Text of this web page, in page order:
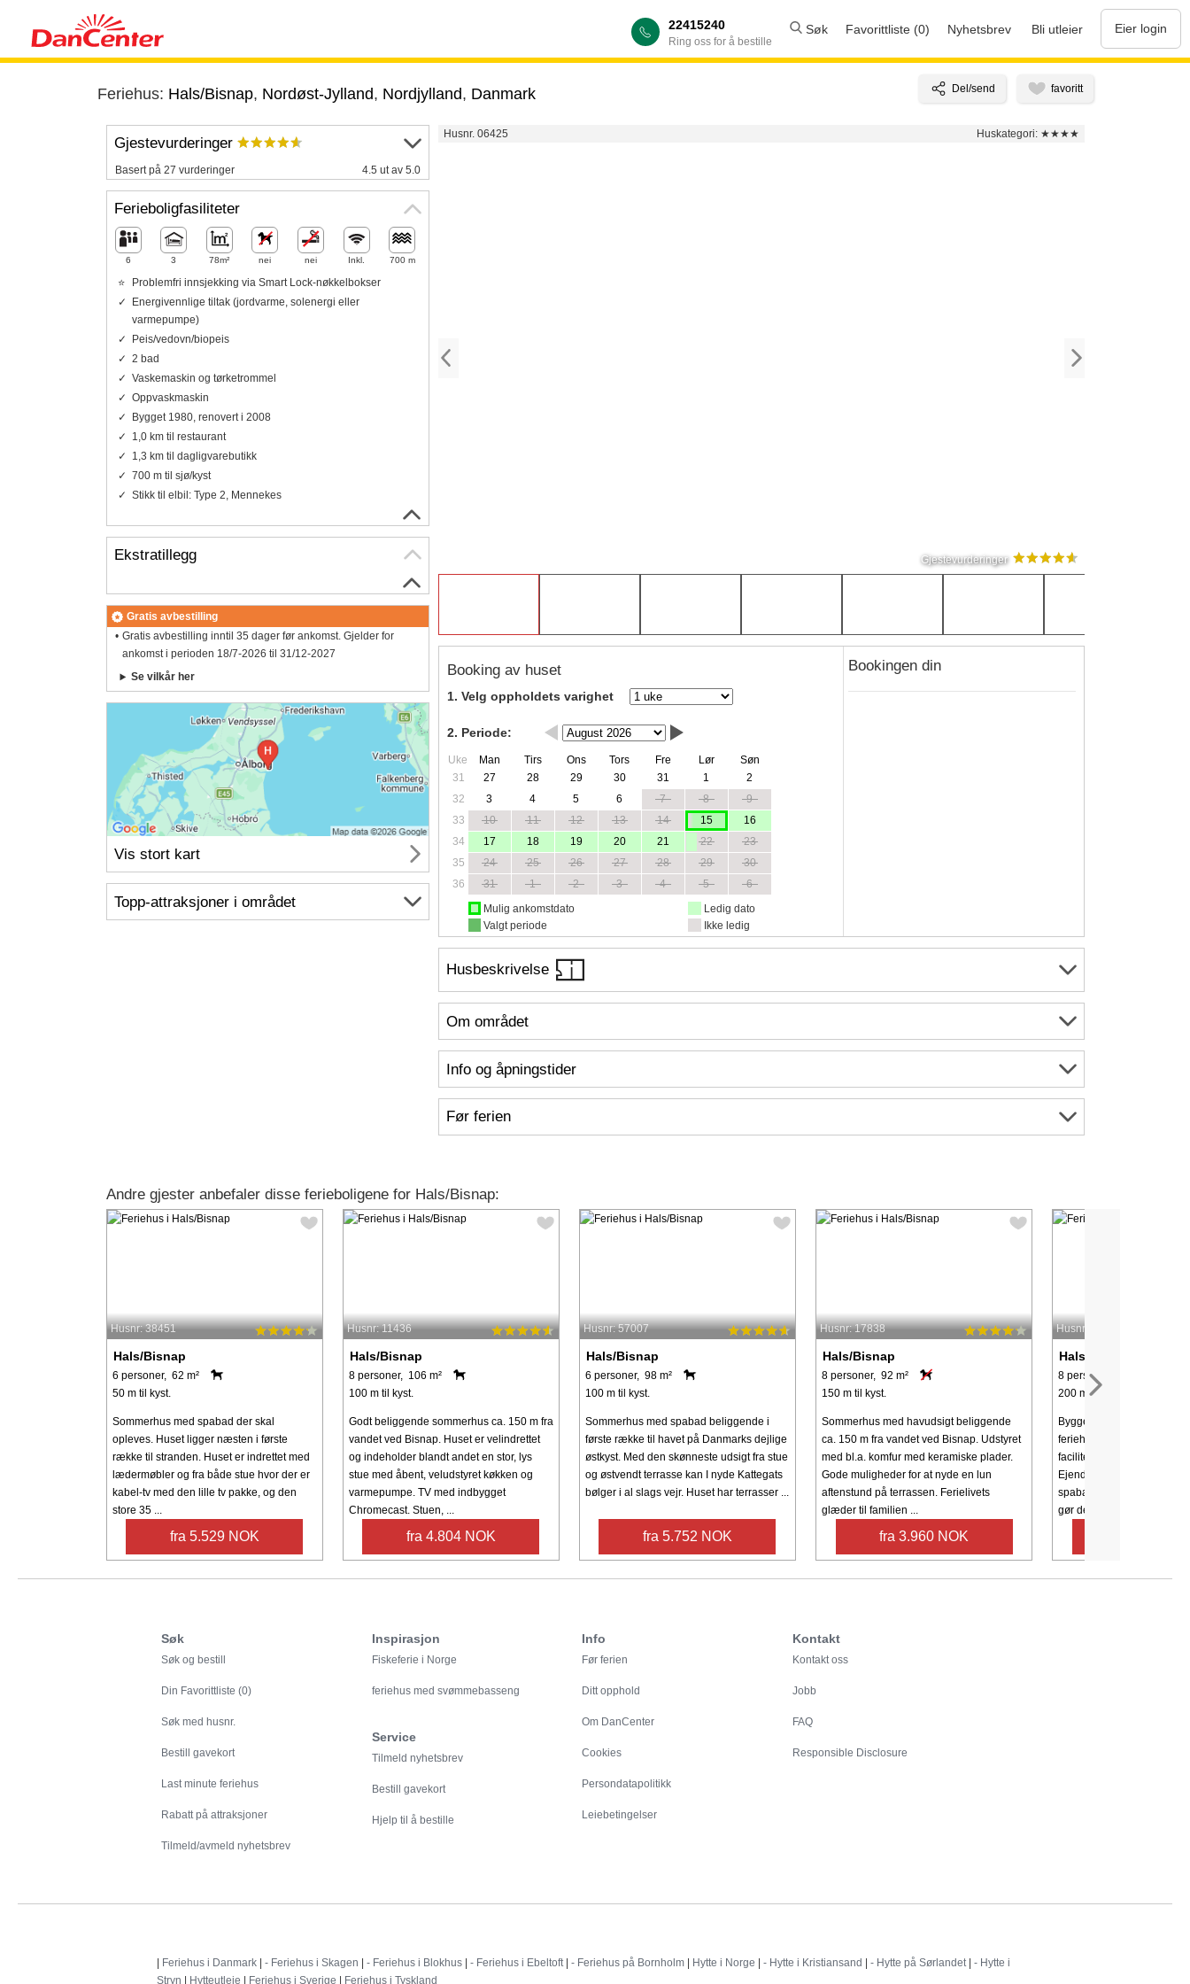
22415240
Ring oss for å bestille
Søk Favorittliste (0) Nyhetsbrev Bli utleier Eier login
Feriehus: Hals/Bisnap, Nordøst-Jylland, Nordjylland, Danmark
Husnr. 06425 Huskategori: ★★★★
Gjestevurderinger
Booking av huset
1. Velg oppholdets varighet
2. Periode:
Uke Man Tirs Ons Tors Fre Lør
Søn
31
27 28 29 30 31 1
2
32
3 4 5 6 7 8
9
33
10 11 12 13 14 15
16
34
17 18 19 20 21 22
23
35
24 25 26 27 28 29
30
36
31 1 2 3 4 5
6
Mulig ankomstdato
Valgt periode
Ledig dato
Ikke ledig
Bookingen din
Husbeskrivelse
Om området
Info og åpningstider
Før ferien
Gjestevurderinger
Basert på 27 vurderinger 4.5 ut av 5.0
Ferieboligfasiliteter
6 3 78m² nei nei Inkl. 700 m
Problemfri innsjekking via Smart Lock-nøkkelbokser
Energivennlige tiltak (jordvarme, solenergi eller
varmepumpe)
Peis/vedovn/biopeis
2 bad
Vaskemaskin og tørketrommel
Oppvaskmaskin
Bygget 1980, renovert i 2008
1,0 km til restaurant
1,3 km til dagligvarebutikk
700 m til sjø/kyst
Stikk til elbil: Type 2, Mennekes
Ekstratillegg
Gratis avbestilling
Gratis avbestilling inntil 35 dager før ankomst. Gjelder for
ankomst i perioden 18/7-2026 til 31/12-2027
Se vilkår her
Vis stort kart
Topp-attraksjoner i området
Andre gjester anbefaler disse ferieboligene for Hals/Bisnap:
Husnr: 38451
Hals/Bisnap
6 personer, 62 m²
50 m til kyst.
Sommerhus med spabad der skal
opleves. Huset ligger næsten i første
række til stranden. Huset er indrettet med
lædermøbler og fra både stue hvor der er
kabel-tv med den lille tv pakke, og den
store 35 ...
fra 5.529 NOK
Husnr: 11436
Hals/Bisnap
8 personer, 106 m²
100 m til kyst.
Godt beliggende sommerhus ca. 150 m fra
vandet ved Bisnap. Huset er velindrettet
og indeholder blandt andet en stor, lys
stue med åbent, veludstyret køkken og
varmepumpe. TV med indbygget
Chromecast. Stuen, ...
fra 4.804 NOK
Husnr: 57007
Hals/Bisnap
6 personer, 98 m²
100 m til kyst.
Sommerhus med spabad beliggende i
første række til havet på Danmarks dejlige
østkyst. Med den skønneste udsigt fra stue
og østvendt terrasse kan I nyde Kattegats
bølger i al slags vejr. Huset har terrasser ...
fra 5.752 NOK
Husnr: 17838
Hals/Bisnap
8 personer, 92 m²
150 m til kyst.
Sommerhus med havudsigt beliggende
ca. 150 m fra vandet ved Bisnap. Udstyret
med bl.a. komfur med keramiske plader.
Gode muligheder for at nyde en lun
aftenstund på terrassen. Ferielivets
glæder til familien ...
fra 3.960 NOK
Husnr: 44485
Hals/Bisnap
8 personer, 161 m²
200 m til kyst.
Bygget i 2022, kombinerer
feriehus komfort,
faciliteter til et
Ejendommen har både et
spabad og et udendørs
gør det ...
Søk
Søk og bestill
Din Favorittliste (0)
Søk med husnr.
Bestill gavekort
Last minute feriehus
Rabatt på attraksjoner
Tilmeld/avmeld nyhetsbrev
Inspirasjon
Fiskeferie i Norge
feriehus med svømmebasseng
Service
Tilmeld nyhetsbrev
Bestill gavekort
Hjelp til å bestille
Info
Før ferien
Ditt opphold
Om DanCenter
Cookies
Persondatapolitikk
Leiebetingelser
Kontakt
Kontakt oss
Jobb
FAQ
Responsible Disclosure
| Feriehus i Danmark | - Feriehus i Skagen | - Feriehus i Blokhus | - Feriehus i Ebeltoft | - Feriehus på Bornholm | Hytte i Norge | - Hytte i Kristiansand | - Hytte på Sørlandet | - Hytte i
Stryn | Hytteutleie | Feriehus i Sverige | Feriehus i Tyskland